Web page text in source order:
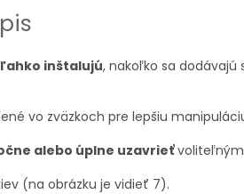
ľahko inštalujú, nakoľko sa
vo zväzkoch pre lepšiu
alebo úplne uzavrieť
(na obrázku je vidieť 7).